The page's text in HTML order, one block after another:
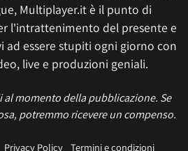
Multiplayer.it è il punto di
l'intrattenimento del presente e
ad essere stupiti ogni giorno con
live e produzioni geniali.
al momento della pubblicazione. Se
potremmo ricevere un compenso.
Privacy Policy Termini e condizioni